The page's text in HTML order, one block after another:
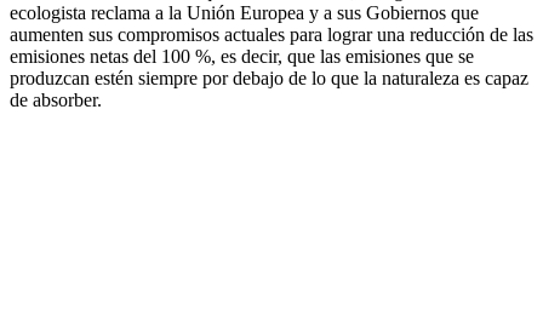
ecologista reclama a la Unión Europea y a sus Gobiernos que
aumenten sus compromisos actuales para lograr una reducción de las
emisiones netas del 100 %, es decir, que las emisiones que se
produzcan estén siempre por debajo de lo que la naturaleza es capaz
de absorber.